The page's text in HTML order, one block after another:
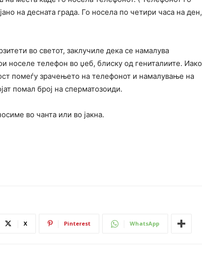
на десната града. Го носела по четири часа на ден,
во светот, заклучиле дека се намалува
носеле телефон во џеб, блиску од гениталиите. Иако
помеѓу зрачењето на телефонот и намалување на
помал број на сперматозоиди.
во чанта или во јакна.
X Pinterest WhatsApp